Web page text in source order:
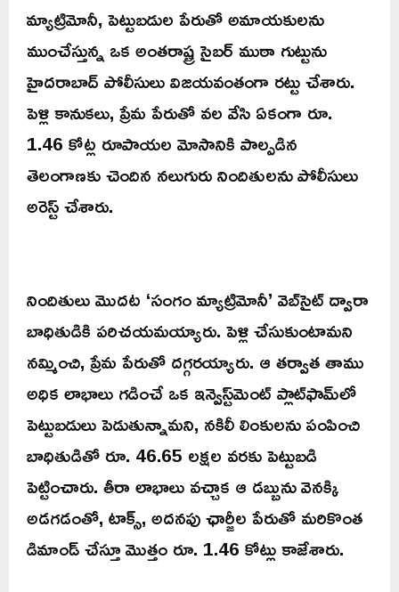
మ్యాట్రిమోనీ, పెట్టుబడుల పేరుతో అమాయకులను
ముంచేస్తున్న ఒక అంతరాష్ట్ర సైబర్ ముఠా గుట్టును
హైదరాబాద్ పోలీసులు విజయవంతంగా రట్టు చేశారు.
పెళ్లి కానుకలు, ప్రేమ పేరుతో వల వేసి ఏకంగా రూ.
1.46 కోట్ల రూపాయల మోసానికి పాల్పడిన
తెలంగాణకు చెందిన నలుగురు నిందితులను పోలీసులు
అరెస్ట్ చేశారు.
నిందితులు మొదట ‘సంగం మ్యాట్రిమోనీ’ వెబ్‌సైట్ ద్వారా
బాధితుడికి పరిచయమయ్యారు. పెళ్లి చేసుకుంటామని
నమ్మించి, ప్రేమ పేరుతో దగ్గరయ్యారు. ఆ తర్వాత తాము
అధిక లాభాలు గడించే ఒక ఇన్వెస్ట్‌మెంట్ ప్లాట్‌ఫామ్‌లో
పెట్టుబడులు పెడుతున్నామని, నకిలీ లింకులను పంపించి
బాధితుడితో రూ. 46.65 లక్షల వరకు పెట్టుబడి
పెట్టించారు. తీరా లాభాలు వచ్చాక ఆ డబ్బును వెనక్కి
అడగడంతో, టాక్స్, అదనపు ఛార్జీల పేరుతో మరికొంత
డిమాండ్ చేస్తూ మొత్తం రూ. 1.46 కోట్లు కాజేశారు.